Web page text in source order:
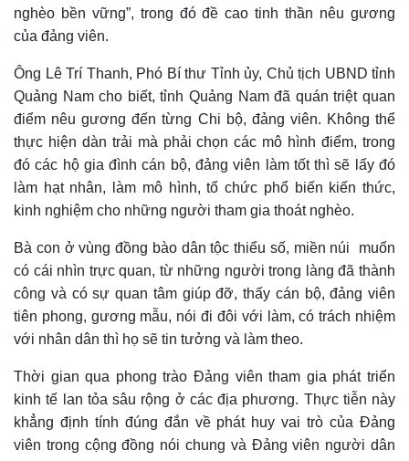
nghèo bền vững”, trong đó đề cao tinh thần nêu gương
của đảng viên.
Ông Lê Trí Thanh, Phó Bí thư Tỉnh ủy, Chủ tịch UBND tỉnh
Quảng Nam cho biết, tỉnh Quảng Nam đã quán triệt quan
điểm nêu gương đến từng Chi bộ, đảng viên. Không thể
thực hiện dàn trải mà phải chọn các mô hình điểm, trong
đó các hộ gia đình cán bộ, đảng viên làm tốt thì sẽ lấy đó
làm hạt nhân, làm mô hình, tổ chức phổ biến kiến thức,
kinh nghiệm cho những người tham gia thoát nghèo.
Bà con ở vùng đồng bào dân tộc thiểu số, miền núi muốn
có cái nhìn trực quan, từ những người trong làng đã thành
công và có sự quan tâm giúp đỡ, thấy cán bộ, đảng viên
tiên phong, gương mẫu, nói đi đôi với làm, có trách nhiệm
với nhân dân thì họ sẽ tin tưởng và làm theo.
Thời gian qua phong trào Đảng viên tham gia phát triển
kinh tế lan tỏa sâu rộng ở các địa phương. Thực tiễn này
khẳng định tính đúng đắn về phát huy vai trò của Đảng
viên trong cộng đồng nói chung và Đảng viên người dân